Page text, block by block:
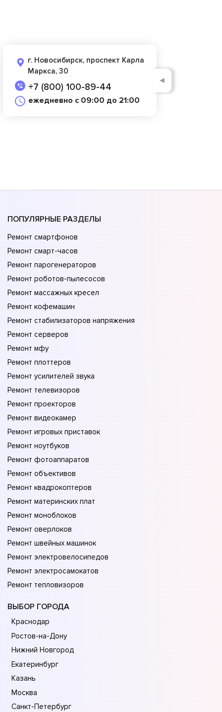
г. Новосибирск, проспект Карла
Маркса, 30
+7 (800) 100-89-44
ежедневно с 09:00 до 21:00
◄
ПОПУЛЯРНЫЕ РАЗДЕЛЫ
Ремонт смартфонов
Ремонт смарт-часов
Ремонт парогенераторов
Ремонт роботов-пылесосов
Ремонт массажных кресел
Ремонт кофемашин
Ремонт стабилизаторов напряжения
Ремонт серверов
Ремонт мфу
Ремонт плоттеров
Ремонт усилителей звука
Ремонт телевизоров
Ремонт проекторов
Ремонт видеокамер
Ремонт игровых приставок
Ремонт ноутбуков
Ремонт фотоаппаратов
Ремонт объективов
Ремонт квадрокоптеров
Ремонт материнских плат
Ремонт моноблоков
Ремонт оверлоков
Ремонт швейных машинок
Ремонт электровелосипедов
Ремонт электросамокатов
Ремонт тепловизоров
ВЫБОР ГОРОДА
Краснодар
Ростов-на-Дону
Нижний Новгород
Екатеринбург
Казань
Москва
Санкт-Петербург